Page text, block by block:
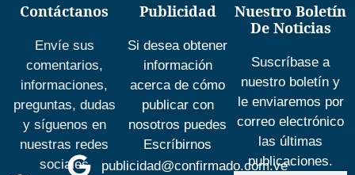
Contáctanos
Envíe sus
comentarios,
informaciones,
preguntas, dudas
y síguenos en
nuestras redes
sociales
Publicidad
Si desea obtener
información
acerca de cómo
publicar con
nosotros puedes
Escríbirnos
publicidad@confirmado.com.ve
Nuestro Boletín
De Noticias
Suscríbase a
nuestro boletín y
le enviaremos por
correo electrónico
las últimas
publicaciones.